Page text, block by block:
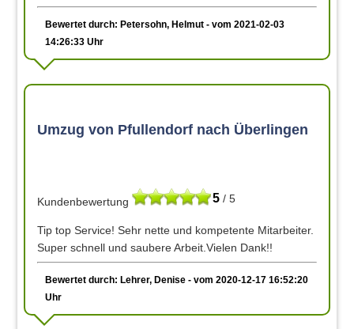
Bewertet durch: Petersohn, Helmut - vom 2021-02-03
14:26:33 Uhr
Umzug von Pfullendorf nach Überlingen
5 / 5
Kundenbewertung
Tip top Service! Sehr nette und kompetente Mitarbeiter.
Super schnell und saubere Arbeit.Vielen Dank!!
Bewertet durch: Lehrer, Denise - vom 2020-12-17 16:52:20
Uhr